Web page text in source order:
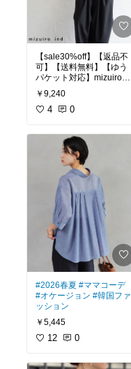
【sale30%off】【返品不
可】【送料無料】【ゆう
パケット対応】mizuiro in
イドコクーンシアーベス
ト
￥9,240
4 0
#2026春夏 #ママコーデ
#オケージョン #韓国ファ
ッション
￥5,445
12 0